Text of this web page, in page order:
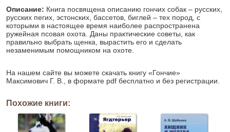
Описание: Книга посвящена описанию гончих собак – русских,
русских пегих, эстонских, бассетов, биглей – тех пород, с
которыми в настоящее время наиболее распространена
ружейная псовая охота. Даны практические советы, как
правильно выбрать щенка, вырастить его и сделать
незаменимым помощником на охоте.
На нашем сайте вы можете скачать книгу «Гончие»
Максимович Г. В., в формате pdf бесплатно и без регистрации.
Похожие книги: